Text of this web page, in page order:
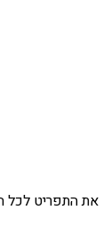
התפריט לכל